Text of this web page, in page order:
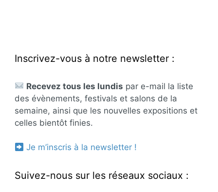
Inscrivez-vous à notre newsletter :
Recevez tous les lundis par e-mail la liste
des évènements, festivals et salons de la
semaine, ainsi que les nouvelles expositions et
celles bientôt finies.
Je m’inscris à la newsletter !
Suivez-nous sur les réseaux sociaux :